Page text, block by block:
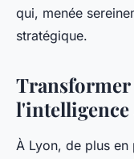
qui, menée
stratégique.
Transformer
À Lyon, de plus en